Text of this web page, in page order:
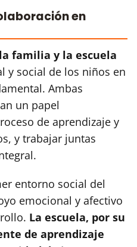
en
familia y la escuela
y social de los niños en
Ambas
un papel
de aprendizaje y
y trabajar juntas
entorno social del
emocional y afectivo
La escuela, por su
de aprendizaje